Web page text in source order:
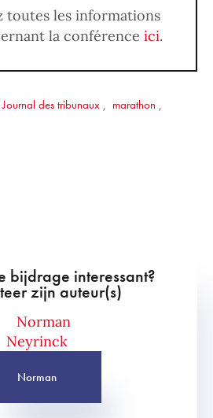
toutes les informations
la conférence ici.
Journal des tribunaux , marathon ,
bijdrage interessant?
zijn auteur(s)
Norman